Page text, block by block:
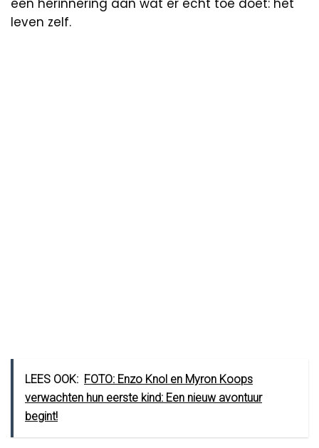
leven zelf.
LEES OOK: FOTO: Enzo Knol en Myron Koops
verwachten hun eerste kind: Een nieuw avontuur
begint!